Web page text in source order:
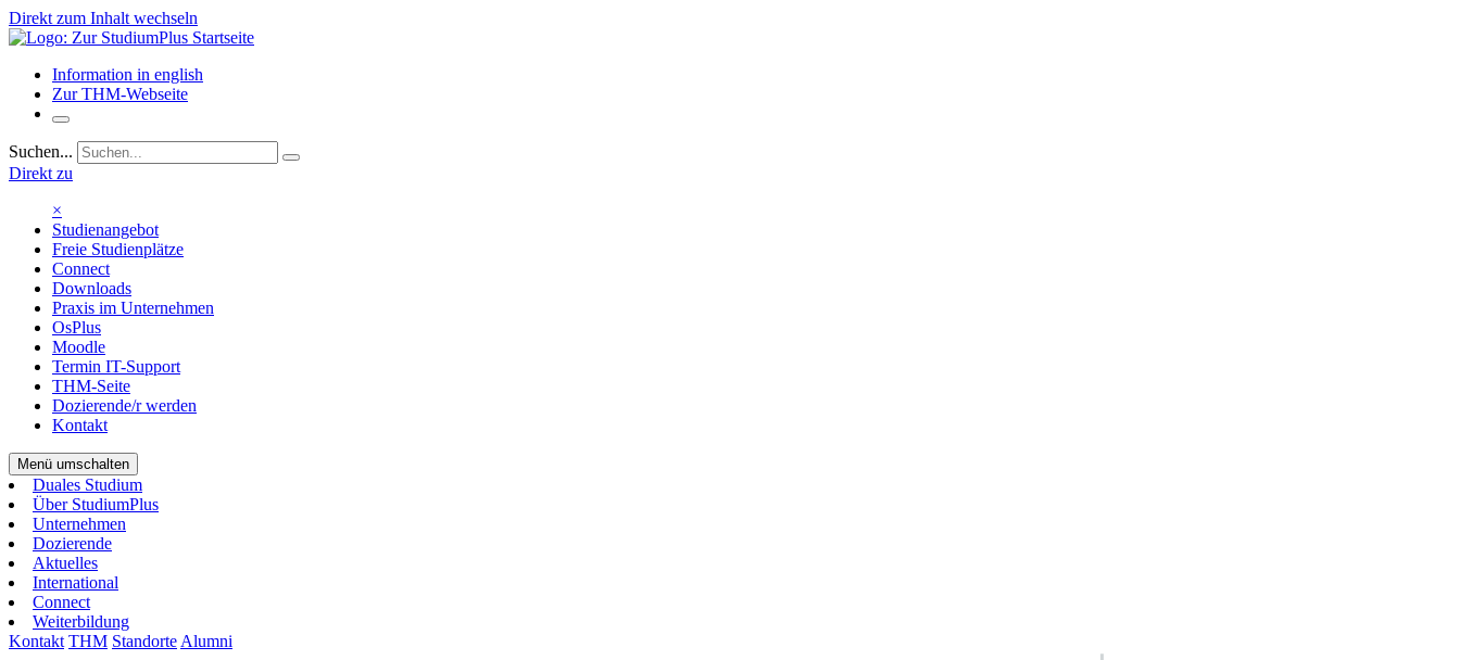
Direkt zum Inhalt wechseln
Information in english
Zur THM-Webseite
Suchen...
Direkt zu
×
Studienangebot
Freie Studienplätze
Connect
Downloads
Praxis im Unternehmen
OsPlus
Moodle
Termin IT-Support
THM-Seite
Dozierende/r werden
Kontakt
Menü umschalten
Duales Studium
Über StudiumPlus
Unternehmen
Dozierende
Aktuelles
International
Connect
Weiterbildung
Kontakt THM Standorte Alumni